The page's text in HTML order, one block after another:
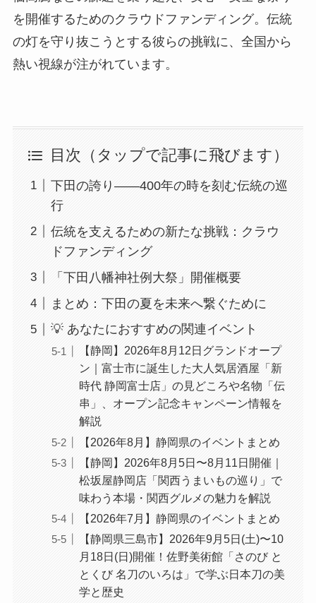
を開催するためのクラウドファンディング。伝統
の灯を守り抜こうとする彼らの挑戦に、全国から
熱い視線が注がれています。
目次（タップで記事に飛びます）
下田の誇り——400年の時を刻む伝統の巡
行
伝統を支えるための新たな挑戦：クラウ
ドファンディング
「下田八幡神社例大祭」開催概要
まとめ：下田の夏を未来へ繋ぐために
💡 あなたにおすすめの関連イベント
【静岡】2026年8月12日グランドオープ
ン｜富士市に誕生した大人気居酒屋「新
時代 静岡富士店」の見どころや名物「伝
串」、オープン記念キャンペーン情報を
解説
【2026年8月】静岡県のイベントまとめ
【静岡】2026年8月5日〜8月11日開催｜
松坂屋静岡店「関西うまいもの巡り」で
味わう本場・関西グルメの魅力を解説
【2026年7月】静岡県のイベントまとめ
【静岡県三島市】2026年9月5日(土)〜10
月18日(日)開催！佐野美術館「さのび と
とくび 名刀のいろは」で学ぶ日本刀の美
学と歴史